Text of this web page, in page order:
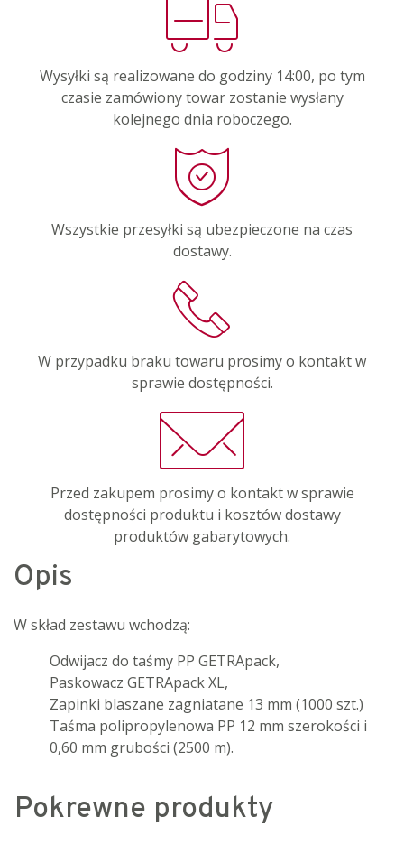
Wysyłki są realizowane do godziny 14:00, po tym
czasie zamówiony towar zostanie wysłany
kolejnego dnia roboczego.
Wszystkie przesyłki są ubezpieczone na czas
dostawy.
W przypadku braku towaru prosimy o kontakt w
sprawie dostępności.
Przed zakupem prosimy o kontakt w sprawie
dostępności produktu i kosztów dostawy
produktów gabarytowych.
Opis
W skład zestawu wchodzą:
Odwijacz do taśmy PP GETRApack,
Paskowacz GETRApack XL,
Zapinki blaszane zagniatane 13 mm (1000 szt.)
Taśma polipropylenowa PP 12 mm szerokości i
0,60 mm grubości (2500 m).
Pokrewne produkty